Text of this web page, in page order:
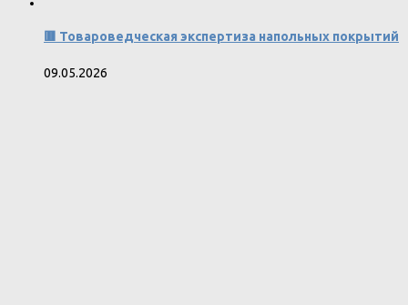
🟥 Товароведческая экспертиза напольных покрытий
09.05.2026